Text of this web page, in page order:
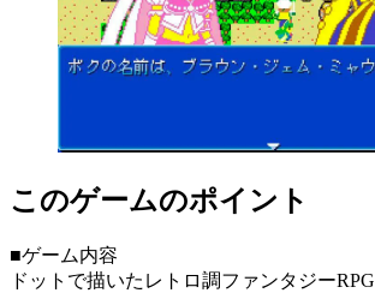
このゲームのポイント
■ゲーム内容
ドットで描いたレトロ調ファンタジーRPG